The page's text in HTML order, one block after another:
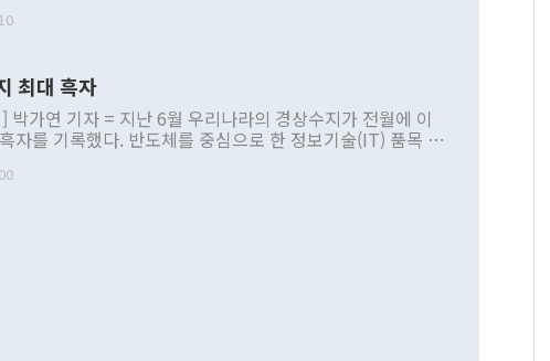
부 내 조율을 거치지 않은 사안을 정책으로 추진하겠다고 공
근거한 비현실적 구상'이라는 비판을 내놨다. 그동안 정 장
관련 발언이 물의를 빚은 적은 여러 번 있지만 대통령과 유
공개적으로 부정적 입장을 표명한 것은 이례적이다. 정 장
북 접근법과 월권을 제어해야 한다는 목소리도 높아지고 있
최대 흑자
박가연 기자 = 지난 6월 우리나라의 경상수지가 전월에 이
자를 기록했다. 반도체를 중심으로 한 정보기술(IT) 품목 수
르